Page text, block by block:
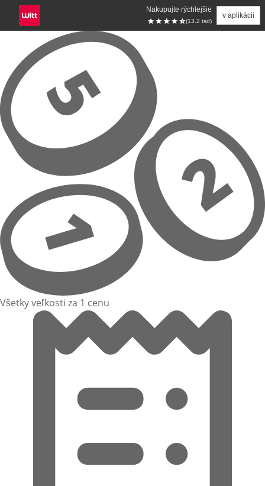
Nakupujte rýchlejšie
(13.2 tsd)
v aplikácii
Prejsť na hlavný obsah
Všetky veľkosti za 1 cenu